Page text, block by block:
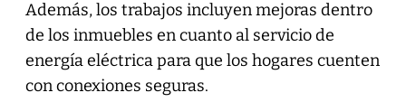
Además, los trabajos incluyen mejoras dentro
de los inmuebles en cuanto al servicio de
energía eléctrica para que los hogares cuenten
con conexiones seguras.